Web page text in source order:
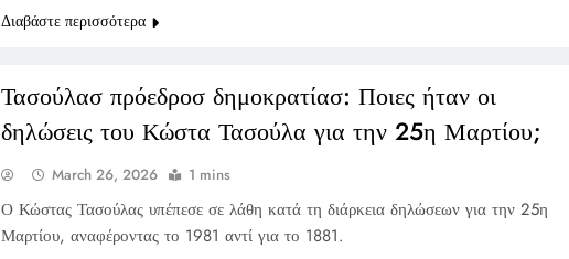
Διαβάστε περισσότερα
Τασούλασ πρόεδροσ δημοκρατίασ: Ποιες ήταν οι
δηλώσεις του Κώστα Τασούλα για την 25η Μαρτίου;
March 26, 2026 1 mins
Ο Κώστας Τασούλας υπέπεσε σε λάθη κατά τη διάρκεια δηλώσεων για την 25η
Μαρτίου, αναφέροντας το 1981 αντί για το 1881.